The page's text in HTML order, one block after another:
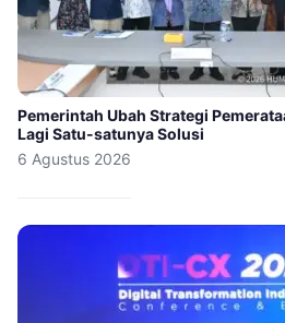
Pemerintah Ubah Strategi
Lagi Satu-satunya Solusi
6 Agustus 2026